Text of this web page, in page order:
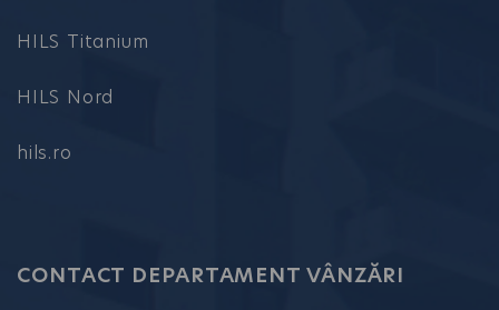
HILS Titanium
HILS Nord
hils.ro
CONTACT DEPARTAMENT VÂNZĂRI